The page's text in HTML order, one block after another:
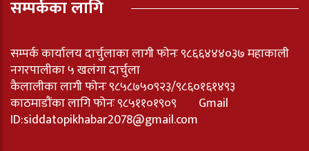
सम्पर्कका लागि
सम्पर्क कार्यालय दार्चुलाका लागी फोनः ९८६६४४४०३७ महाकाली
नगरपालीका ५ खलंगा दार्चुला
कैलालीका लागी फोनः ९८५८७५०९२३/९८६०१६१४९३
काठमाडौंका लागि फोनः ९८५११०१९०९ Gmail
ID:siddatopikhabar2078@gmail.com